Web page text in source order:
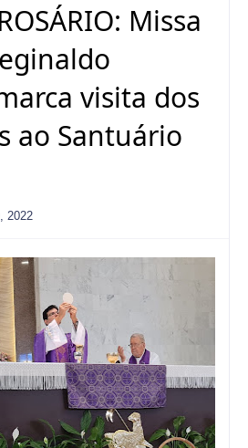
Missa
visita dos
ao Santuário
2022